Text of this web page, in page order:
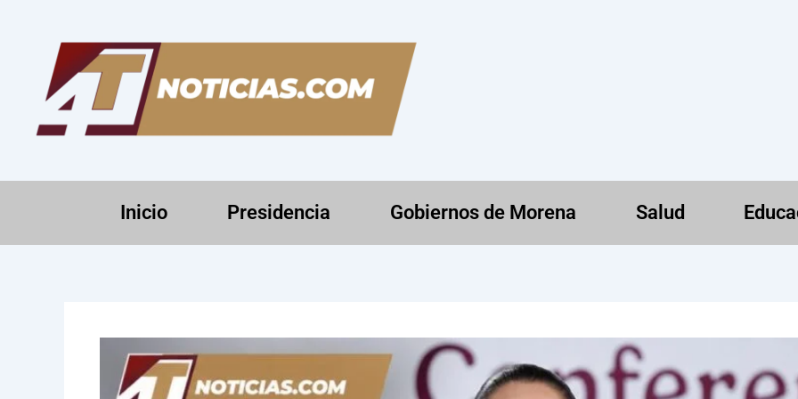
contenido
Inicio Presidencia Gobiernos de Morena Salud